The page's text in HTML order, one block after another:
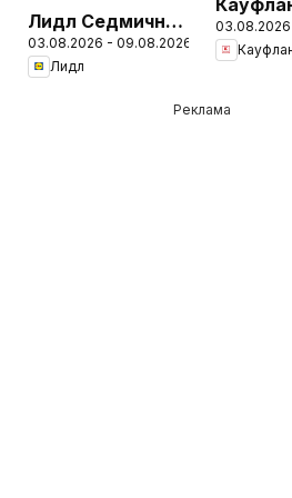
Лидл Седмична
брошура
03.08.2026 - 09.08.2026
Лидл
Реклама